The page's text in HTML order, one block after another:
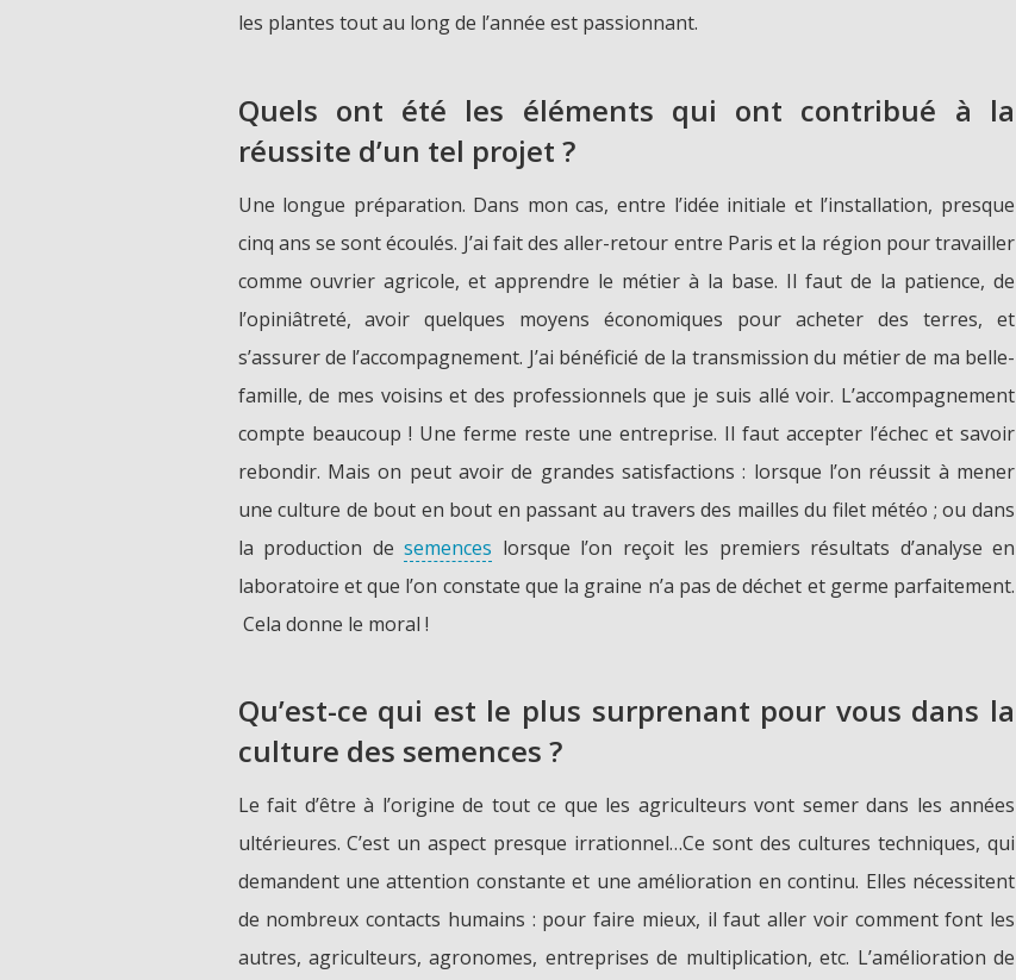
les plantes tout au long de l’année est passionnant.
Quels ont été les éléments qui ont contribué à la
réussite d’un tel projet ?
Une longue préparation. Dans mon cas, entre l’idée initiale et l’installation, presque
cinq ans se sont écoulés. J’ai fait des aller-retour entre Paris et la région pour travailler
comme ouvrier agricole, et apprendre le métier à la base. Il faut de la patience, de
l’opiniâtreté, avoir quelques moyens économiques pour acheter des terres, et
s’assurer de l’accompagnement. J’ai bénéficié de la transmission du métier de ma belle-
famille, de mes voisins et des professionnels que je suis allé voir. L’accompagnement
compte beaucoup ! Une ferme reste une entreprise. Il faut accepter l’échec et savoir
rebondir. Mais on peut avoir de grandes satisfactions : lorsque l’on réussit à mener
une culture de bout en bout en passant au travers des mailles du filet météo ; ou dans
la production de semences lorsque l’on reçoit les premiers résultats d’analyse en
laboratoire et que l’on constate que la graine n’a pas de déchet et germe parfaitement.
Cela donne le moral !
Qu’est-ce qui est le plus surprenant pour vous dans la
culture des semences ?
Le fait d’être à l’origine de tout ce que les agriculteurs vont semer dans les années
ultérieures. C’est un aspect presque irrationnel…Ce sont des cultures techniques, qui
demandent une attention constante et une amélioration en continu. Elles nécessitent
de nombreux contacts humains : pour faire mieux, il faut aller voir comment font les
autres, agriculteurs, agronomes, entreprises de multiplication, etc. L’amélioration de